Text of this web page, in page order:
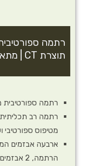
תוצרת CT | מתאימה למגוון שימושים
רתמה ספורטיבית
רתמה רב תכליתית,
מטיפוס ספורטיבי
ארבעה אבזמים
הרתמה, 2 אבזמים במותניים ואבזם בכל רגל.